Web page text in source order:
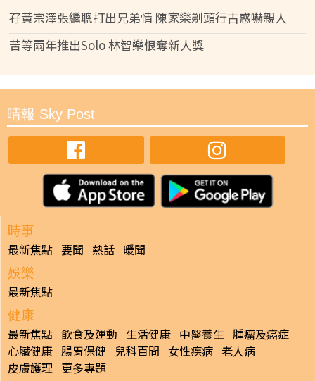
孖黃宗澤張繼聰打出兄弟情 陳家樂剃頭行古惑嚇親人
苦等兩年推出Solo 林智樂恨奪新人獎
晴報 Sky Post
時事
最新焦點 要聞 熱話 暖聞
娛樂
最新焦點
健康
最新焦點 飲食及運動 生活健康 中醫養生 腫瘤及癌症
心臟健康 腸胃保健 兒科百問 女性疾病 老人病
皮膚護理 更多專題